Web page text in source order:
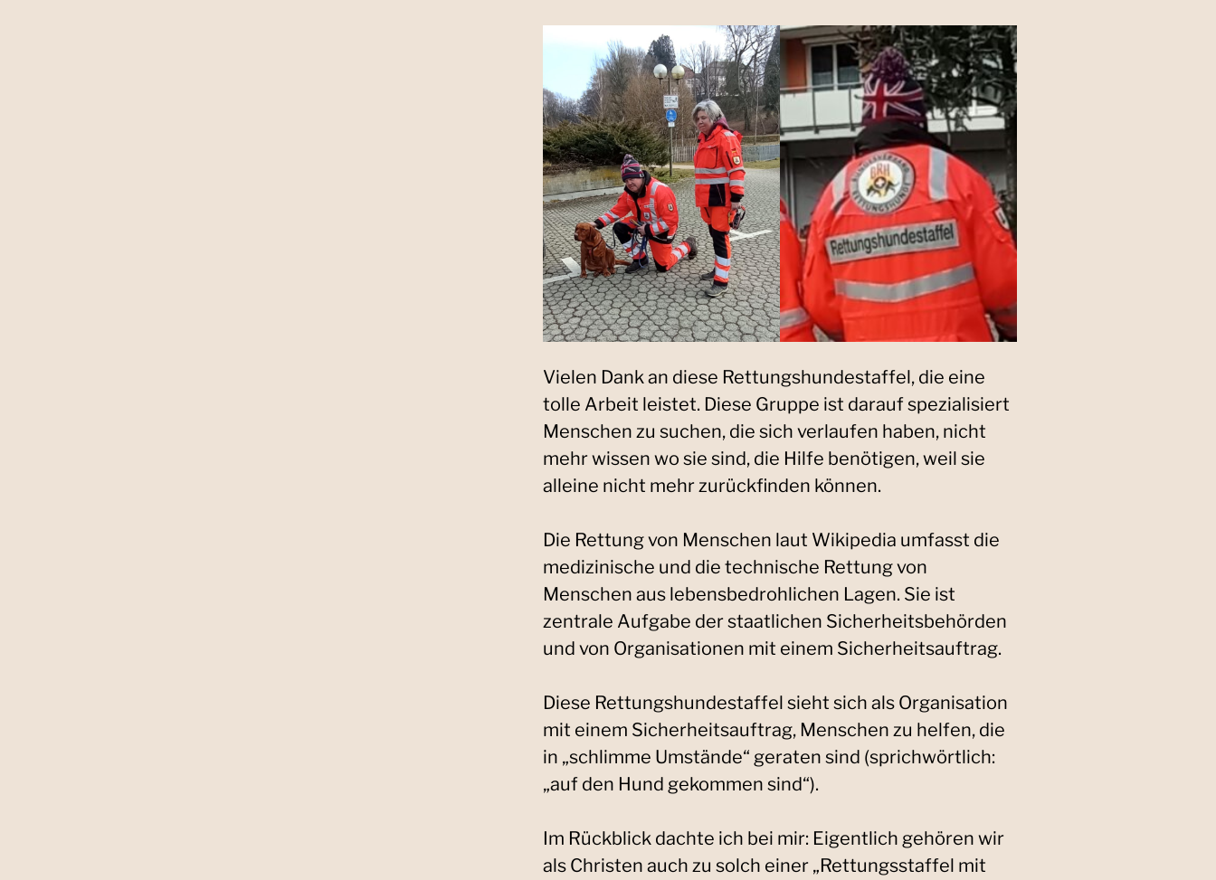
Vielen Dank an diese Rettungshundestaffel, die eine
tolle Arbeit leistet. Diese Gruppe ist darauf spezialisiert
Menschen zu suchen, die sich verlaufen haben, nicht
mehr wissen wo sie sind, die Hilfe benötigen, weil sie
alleine nicht mehr zurückfinden können.
Die Rettung von Menschen laut Wikipedia umfasst die
medizinische und die technische Rettung von
Menschen aus lebensbedrohlichen Lagen. Sie ist
zentrale Aufgabe der staatlichen Sicherheitsbehörden
und von Organisationen mit einem Sicherheitsauftrag.
Diese Rettungshundestaffel sieht sich als Organisation
mit einem Sicherheitsauftrag, Menschen zu helfen, die
in „schlimme Umstände“ geraten sind (sprichwörtlich:
„auf den Hund gekommen sind“).
Im Rückblick dachte ich bei mir: Eigentlich gehören wir
als Christen auch zu solch einer „Rettungsstaffel mit